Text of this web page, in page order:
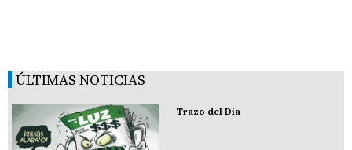
ÚLTIMAS NOTICIAS
Trazo del Día